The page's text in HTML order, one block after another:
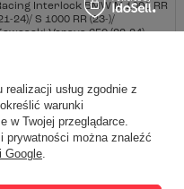
Interlock BMW M 1000 RR
24)/ S 1000 RR (23-)/
Versys 650 (22-24)
nadchodząca od2026-08-10
zł
OKAZJA
usług zgodnie z
warunki
w Twojej przeglądarce.
prywatności można znaleźć
Google.